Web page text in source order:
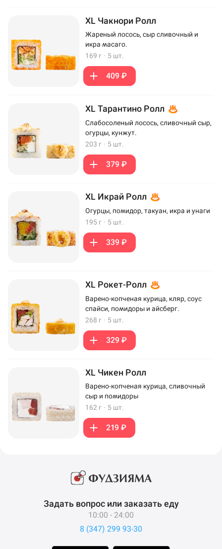
XL Чакнори Ролл
Жареный лосось, сыр сливочный и
икра масаго.
169 г · 5 шт.
409 ₽
XL Тарантино Ролл
Слабосоленый лосось, сливочный сыр,
огурцы, кунжут.
203 г · 5 шт.
379 ₽
XL Икрай Ролл
Огурцы, помидор, такуан, икра и унаги
195 г · 5 шт.
339 ₽
XL Рокет-Ролл
Варено-копченая курица, кляр, соус
спайси, помидоры и айсберг.
268 г · 5 шт.
329 ₽
XL Чикен Ролл
Варено-копченая курица, сливочный
сыр и помидоры
162 г · 5 шт.
219 ₽
Задать вопрос или заказать еду
10:00 - 24:00
8 (347) 299 93-30